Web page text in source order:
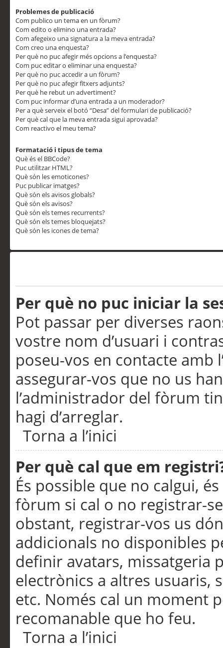
Problemes de publicació
Com publico un tema en un fòrum?
Com edito o elimino una entrada?
Com afegeixo una signatura a la meva entrada?
Com creo una enquesta?
Per què no puc afegir més opcions a l’enquesta?
Com puc editar o eliminar una enquesta?
Per què no puc accedir a un fòrum?
Per què no puc afegir fitxers adjunts?
Per què he rebut un advertiment?
Com puc informar d’una entrada a un moderador?
Per a què serveix el botó “Desa” del formulari de publicació?
Per què cal que la meva entrada sigui aprovada?
Com reactivo el meu tema?
Formatació i tipus de tema
Què és el BBCode?
Puc utilitzar HTML?
Què són les emoticones?
Puc publicar imatges?
Què són els avisos globals?
Què són els avisos?
Què són els temes recurrents?
Què són els temes bloquejats?
Què són les icones de tema?
Per què no puc iniciar la
Pot passar per diverses
vostre nom d’usuari i
poseu-vos en contacte
assegurar-vos que no us
l’administrador del fòrum
hagi d’arreglar.
Torna a l’inici
Per què cal que em
És possible que no calgui,
fòrum si cal o no registrar-
obstant, registrar-vos us
addicionals no disponibles
definir avatars, missatgeria
electrònics a altres usuaris,
etc. Només cal un moment
recomanable que ho feu.
Torna a l’inici